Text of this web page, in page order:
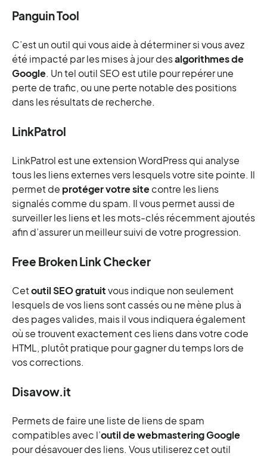
Panguin Tool
C’est un outil qui vous aide à déterminer si vous avez
été impacté par les mises à jour desalgorithmes de
Google. Un tel outil SEO est utile pour repérer une
perte de trafic, ou une perte notable des positions
dans les résultats de recherche.
LinkPatrol
LinkPatrol est une extension WordPress qui analyse
tous les liens externes vers lesquels votre site pointe. Il
permet de protéger votre sitecontre les liens
signalés comme du spam. Il vous permet aussi de
surveiller les liens et les mots-clés récemment ajoutés
afin d’assurer un meilleur suivi de votre progression.
Free Broken Link Checker
Cetoutil SEO gratuitvous indique non seulement
lesquels de vos liens sont cassés ou ne mène plus à
des pages valides, mais il vous indiquera également
où se trouvent exactement ces liens dans votre code
HTML, plutôt pratique pour gagner du temps lors de
vos corrections.
Disavow.it
Permets de faire une liste de liens de spam
compatibles avec l’outil de webmastering Google
pour désavouer des liens. Vous utiliserez cet outil